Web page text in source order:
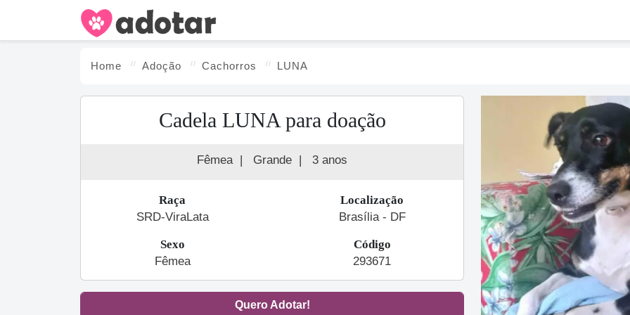
Home Adoção Cachorros LUNA
Cadela LUNA para doação
Fêmea | Grande | 3 anos
Raça
SRD-ViraLata
Localização
Brasília - DF
Sexo
Fêmea
Código
293671
Quero Adotar!
Previous